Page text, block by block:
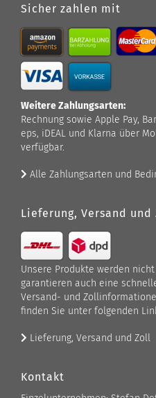
Sicher zahlen mit
Weitere Zahlungsarten:
Rechnung sowie Apple Pay,
eps, iDEAL und Klarna über
verfügbar.
Alle Zahlungsarten und
Lieferung, Versand und
Unsere Produkte werden
garantieren auch eine
Versand- und
finden Sie unter folgenden
Lieferung, Versand und Zoll
Kontakt